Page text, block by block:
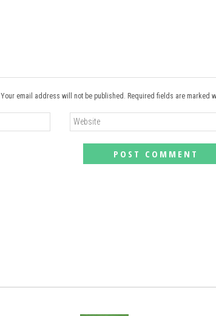
Your email address will not be published. Required fields are marked